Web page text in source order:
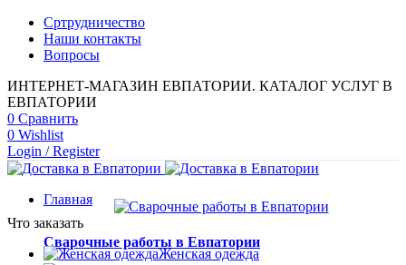
Сртрудничество
Наши контакты
Вопросы
ИНТЕРНЕТ-МАГАЗИН ЕВПАТОРИИ. КАТАЛОГ УСЛУГ В
ЕВПАТОРИИ
0 Сравнить
0 Wishlist
Login / Register
Главная
Сварочные работы в Евпатории
Что заказать
Женская одежда